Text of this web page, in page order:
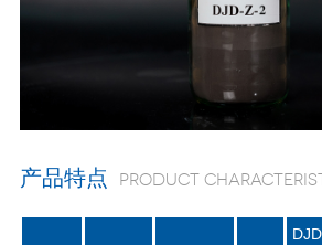
产品特点 Product